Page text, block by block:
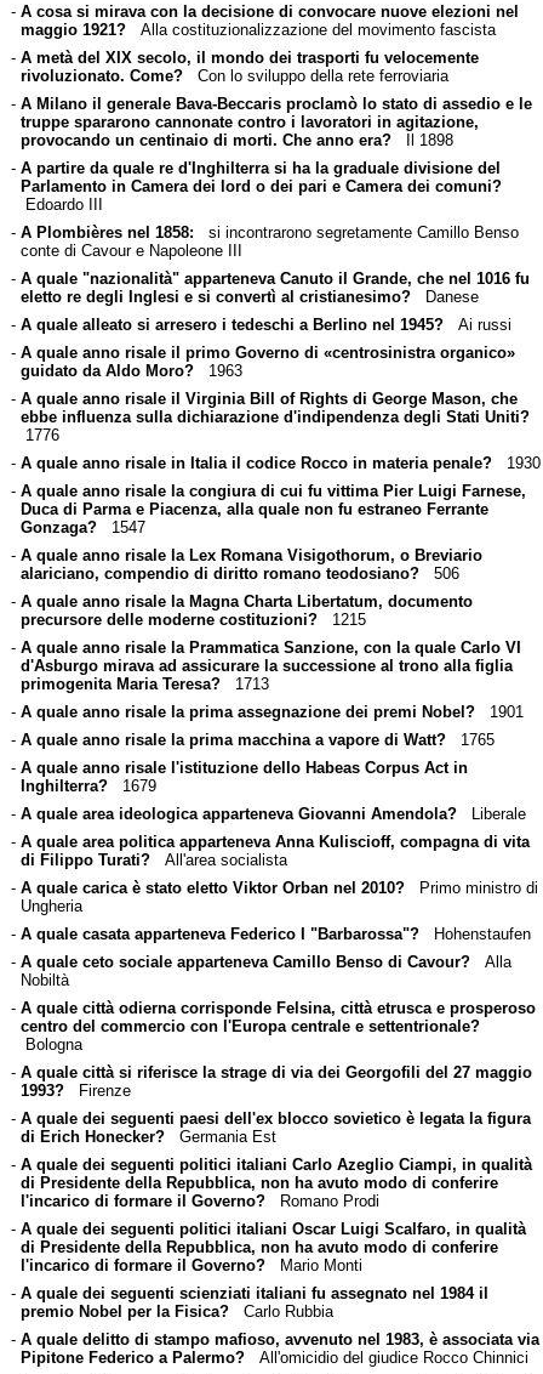
- A cosa si mirava con la decisione di convocare nuove elezioni nel
maggio 1921?Alla costituzionalizzazione del movimento fascista
- A metà del XIX secolo, il mondo dei trasporti fu velocemente
rivoluzionato. Come?Con lo sviluppo della rete ferroviaria
- A Milano il generale Bava-Beccaris proclamò lo stato di assedio e le
truppe spararono cannonate contro i lavoratori in agitazione,
provocando un centinaio di morti. Che anno era?Il 1898
- A partire da quale re d'Inghilterra si ha la graduale divisione del
Parlamento in Camera dei lord o dei pari e Camera dei comuni?
Edoardo III
- A Plombières nel 1858: si incontrarono segretamente Camillo Benso
conte di Cavour e Napoleone III
- A quale "nazionalità" apparteneva Canuto il Grande, che nel 1016 fu
eletto re degli Inglesi e si convertì al cristianesimo?Danese
- A quale alleato si arresero i tedeschi a Berlino nel 1945?Ai russi
- A quale anno risale il primo Governo di «centrosinistra organico»
guidato da Aldo Moro?1963
- A quale anno risale il Virginia Bill of Rights di George Mason, che
ebbe influenza sulla dichiarazione d'indipendenza degli Stati Uniti?
1776
- A quale anno risale in Italia il codice Rocco in materia penale?1930
- A quale anno risale la congiura di cui fu vittima Pier Luigi Farnese,
Duca di Parma e Piacenza, alla quale non fu estraneo Ferrante
Gonzaga?1547
- A quale anno risale la Lex Romana Visigothorum, o Breviario
alariciano, compendio di diritto romano teodosiano?506
- A quale anno risale la Magna Charta Libertatum, documento
precursore delle moderne costituzioni?1215
- A quale anno risale la Prammatica Sanzione, con la quale Carlo VI
d'Asburgo mirava ad assicurare la successione al trono alla figlia
primogenita Maria Teresa?1713
- A quale anno risale la prima assegnazione dei premi Nobel?1901
- A quale anno risale la prima macchina a vapore di Watt?1765
- A quale anno risale l'istituzione dello Habeas Corpus Act in
Inghilterra?1679
- A quale area ideologica apparteneva Giovanni Amendola?Liberale
- A quale area politica apparteneva Anna Kuliscioff, compagna di vita
di Filippo Turati?All'area socialista
- A quale carica è stato eletto Viktor Orban nel 2010?Primo ministro di
Ungheria
- A quale casata apparteneva Federico I "Barbarossa"?Hohenstaufen
- A quale ceto sociale apparteneva Camillo Benso di Cavour?Alla
Nobiltà
- A quale città odierna corrisponde Felsina, città etrusca e prosperoso
centro del commercio con l'Europa centrale e settentrionale?
Bologna
- A quale città si riferisce la strage di via dei Georgofili del 27 maggio
1993?Firenze
- A quale dei seguenti paesi dell'ex blocco sovietico è legata la figura
di Erich Honecker?Germania Est
- A quale dei seguenti politici italiani Carlo Azeglio Ciampi, in qualità
di Presidente della Repubblica, non ha avuto modo di conferire
l'incarico di formare il Governo?Romano Prodi
- A quale dei seguenti politici italiani Oscar Luigi Scalfaro, in qualità
di Presidente della Repubblica, non ha avuto modo di conferire
l'incarico di formare il Governo?Mario Monti
- A quale dei seguenti scienziati italiani fu assegnato nel 1984 il
premio Nobel per la Fisica?Carlo Rubbia
- A quale delitto di stampo mafioso, avvenuto nel 1983, è associata via
Pipitone Federico a Palermo?All'omicidio del giudice Rocco Chinnici